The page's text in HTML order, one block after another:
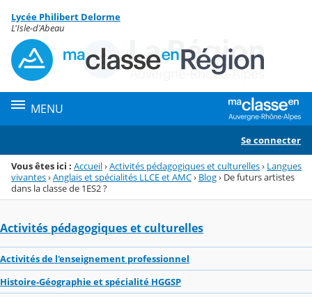
Menu de la rubrique
Contenu
Lycée Philibert Delorme
L'Isle-d'Abeau
MENU
Se connecter
Vous êtes ici : Accueil›Activités pédagogiques et culturelles› Langues
vivantes›Anglais et spécialités LLCE et AMC› Blog› De futurs artistes
dans la classe de 1ES2 ?
Activités pédagogiques et culturelles
Activités de l'enseignement professionnel
Histoire-Géographie et spécialité HGGSP